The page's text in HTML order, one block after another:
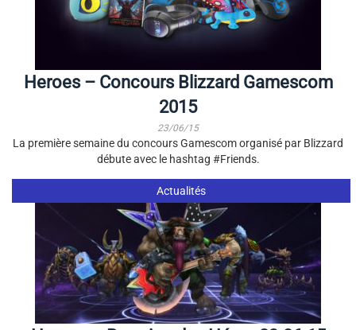
Heroes – Concours Blizzard Gamescom
2015
23/06/15
La première semaine du concours Gamescom organisé par Blizzard
débute avec le hashtag #Friends.
Actualités